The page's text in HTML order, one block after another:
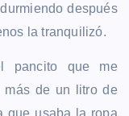
después
la tranquilizó.
pancito que me
más de un litro de
que usaba la ropa